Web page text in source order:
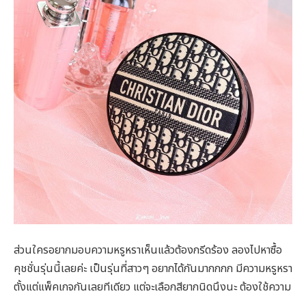
ส่วนใครอยากมอบความหรูหราเห็นแล้วต้องกรีดร้อง ลองไปหาซื้อ
คุชชั่นรุ่นนี้เลยค่ะ เป็นรุ่นที่สาวๆ อยากได้กันมากกกก มีความหรูหรา
ตั้งแต่แพ็คเกจกันเลยทีเดียว แต่จะเลือกสียากนิดนึงนะ ต้องใช้ความ